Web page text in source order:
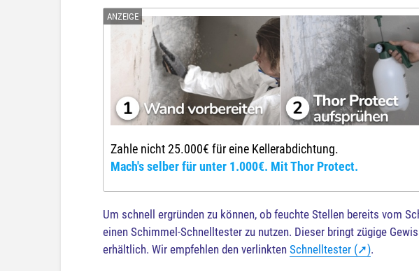
Zahle nicht 25.000€ für eine Kellerabdichtung.
Mach's selber für unter 1.000€. Mit Thor Protect.
Um schnell ergründen zu können, ob feuchte Stellen bereits vom
einen Schimmel-Schnelltester zu nutzen. Dieser bringt zügige
erhältlich. Wir empfehlen den verlinkten Schnelltester (➚).